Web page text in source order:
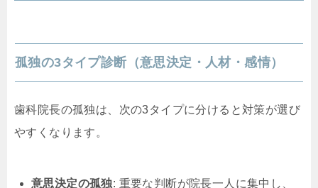
孤独の3タイプ診断（意思決定・人材・感情）
歯科院長の孤独は、次の3タイプに分けると対策が選び
やすくなります。
意思決定の孤独: 重要な判断が院長一人に集中し、